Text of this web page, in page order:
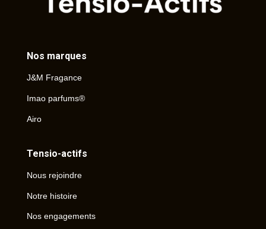
Nos marques
J&M Fragance
Imao parfums®
Airo
Tensio-actifs
Nous rejoindre
Notre histoire
Nos engagements